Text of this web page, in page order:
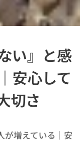
い』と感
安心して
切さ
が増えている｜安